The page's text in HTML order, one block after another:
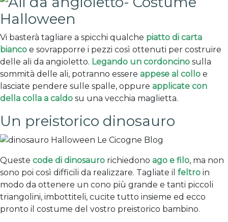
Vi basterà tagliare a spicchi qualche piatto di carta
bianco e sovrapporre i pezzi così ottenuti per costruire
delle ali da angioletto. Legando un cordoncino sulla
sommità delle ali, potranno essere appese al collo e
lasciate pendere sulle spalle, oppure applicate con
della colla a caldo su una vecchia maglietta.
Un preistorico dinosauro
Queste code di dinosauro richiedono ago e filo, ma non
sono poi così difficili da realizzare. Tagliate il feltro in
modo da ottenere un cono più grande e tanti piccoli
triangolini, imbottiteli, cucite tutto insieme ed ecco
pronto il costume del vostro preistorico bambino.